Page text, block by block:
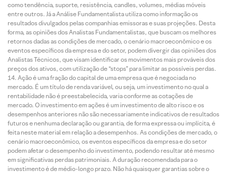
como tendência, suporte, resistência, candles, volumes, médias móveis
entre outros. Já a Análise Fundamentalista utiliza como informação os
resultados divulgados pelas companhias emissoras e suas projeções. Desta
forma, as opiniões dos Analistas Fundamentalistas, que buscam os melhores
retornos dadas as condições de mercado, o cenário macroeconômico e os
eventos específicos da empresa e do setor, podem divergir das opiniões dos
Analistas Técnicos, que visam identificar os movimentos mais prováveis dos
preços dos ativos, com utilização de “stops” para limitar as possíveis perdas.
Ação é uma fração do capital de uma empresa que é negociada no
mercado. É um título de renda variável, ou seja, um investimento no qual a
rentabilidade não é preestabelecida, varia conforme as cotações de
mercado. O investimento em ações é um investimento de alto risco e os
desempenhos anteriores não são necessariamente indicativos de resultados
futuros e nenhuma declaração ou garantia, de forma expressa ou implícita, é
feita neste material em relação a desempenhos. As condições de mercado, o
cenário macroeconômico, os eventos específicos da empresa e do setor
podem afetar o desempenho do investimento, podendo resultar até mesmo
em significativas perdas patrimoniais. A duração recomendada para o
investimento é de médio-longo prazo. Não há quaisquer garantias sobre o